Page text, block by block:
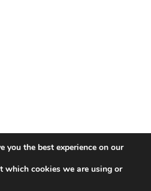
ALL RIGHTS RESERVED |
CONDITIONS
you the best experience on our
which cookies we are using or